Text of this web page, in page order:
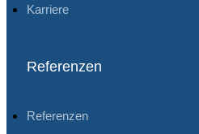
Karriere
Referenzen
Referenzen